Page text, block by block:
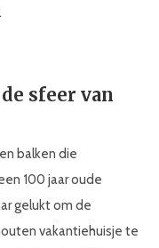
sfeer van
balken die
100 jaar oude
gelukt om de
vakantiehuisje te